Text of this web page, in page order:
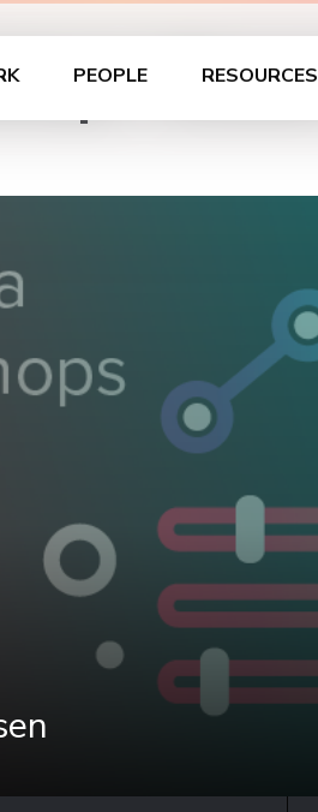
PEOPLE RESOURCES
– Essen